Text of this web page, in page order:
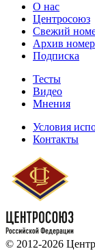
О нас
Центросоюз
Свежий
Архив
Подписка
Тесты
Видео
Мнения
Условия
Контакты
© 2012-2026